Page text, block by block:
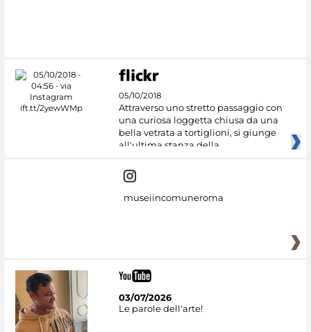
05/10/2018
Attraverso uno stretto passaggio con
una curiosa loggetta chiusa da una
bella vetrata a tortiglioni, si giunge
all'ultima stanza della
museiincomuneroma
03/07/2026
Le parole dell'arte!